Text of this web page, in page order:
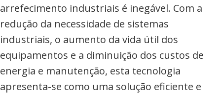
arrefecimento industriais é inegável. Com a
redução da necessidade de sistemas
industriais, o aumento da vida útil dos
equipamentos e a diminuição dos custos de
energia e manutenção, esta tecnologia
apresenta-se como uma solução eficiente e